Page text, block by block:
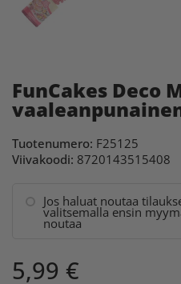
FunCakes Deco
Tuotenumero: F25125
Viivakoodi: 8720143515408
Jos haluat noutaa
valitsemalla ensin
noutaa
5,99 €